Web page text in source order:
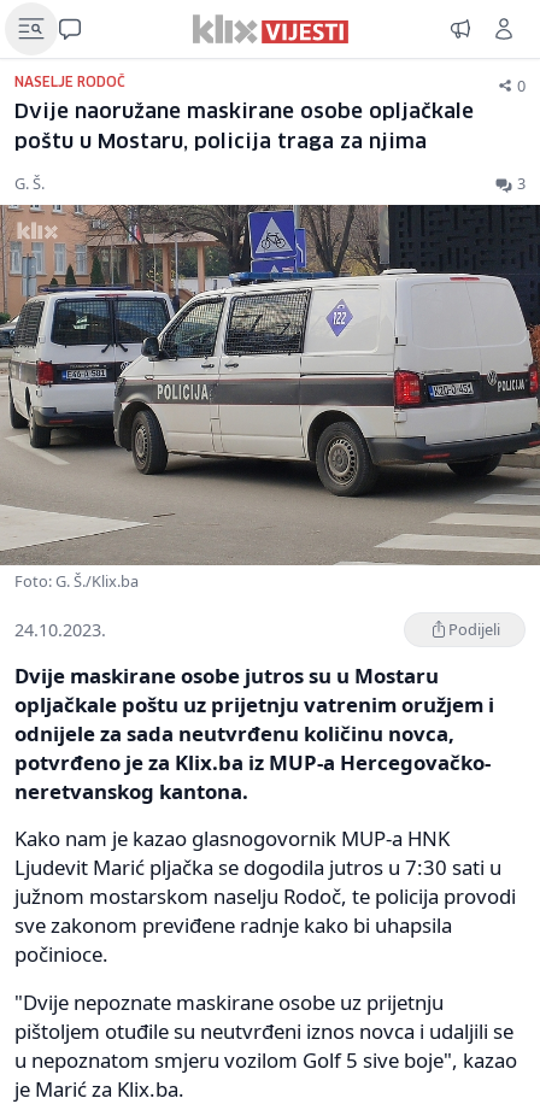
NASELJE RODOČ 0
Dvije naoružane maskirane osobe opljačkale
poštu u Mostaru, policija traga za njima
G. Š. 3
Foto: G. Š./Klix.ba
24.10.2023. Podijeli
Dvije maskirane osobe jutros su u Mostaru
opljačkale poštu uz prijetnju vatrenim oružjem i
odnijele za sada neutvrđenu količinu novca,
potvrđeno je za Klix.ba iz MUP-a Hercegovačko-
neretvanskog kantona.
Kako nam je kazao glasnogovornik MUP-a HNK
Ljudevit Marić pljačka se dogodila jutros u 7:30 sati u
južnom mostarskom naselju Rodoč, te policija provodi
sve zakonom previđene radnje kako bi uhapsila
počinioce.
"Dvije nepoznate maskirane osobe uz prijetnju
pištoljem otuđile su neutvrđeni iznos novca i udaljili se
u nepoznatom smjeru vozilom Golf 5 sive boje", kazao
je Marić za Klix.ba.